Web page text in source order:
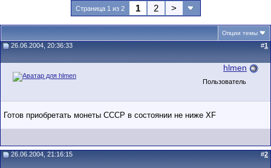
Страница 1 из 2 1 2 >
Опции темы
26.06.2004, 20:36:33 #1
hlmen
Пользователь
Готов приобретать монеты СССР в состоянии не ниже XF
26.06.2004, 21:16:15 #2